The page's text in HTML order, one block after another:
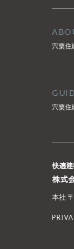
宍粟住
宍粟住
快適
株式
本社